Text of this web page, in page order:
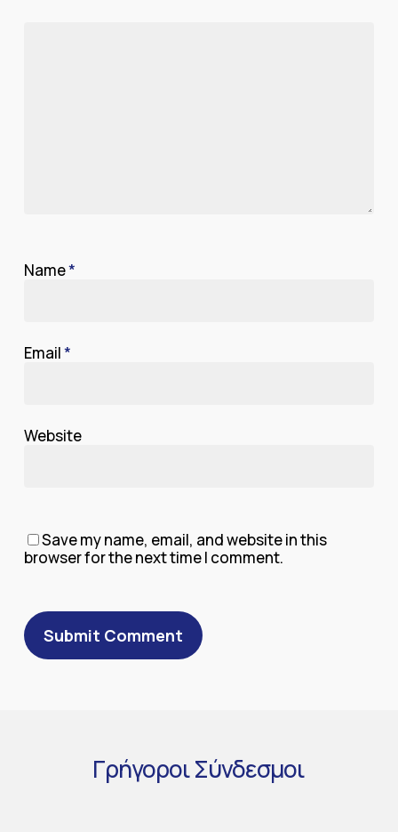
Name*
Email*
Website
Save my name, email, and website in this
browser for the next time I comment.
ΓρήγοροιΣύνδεσμοι